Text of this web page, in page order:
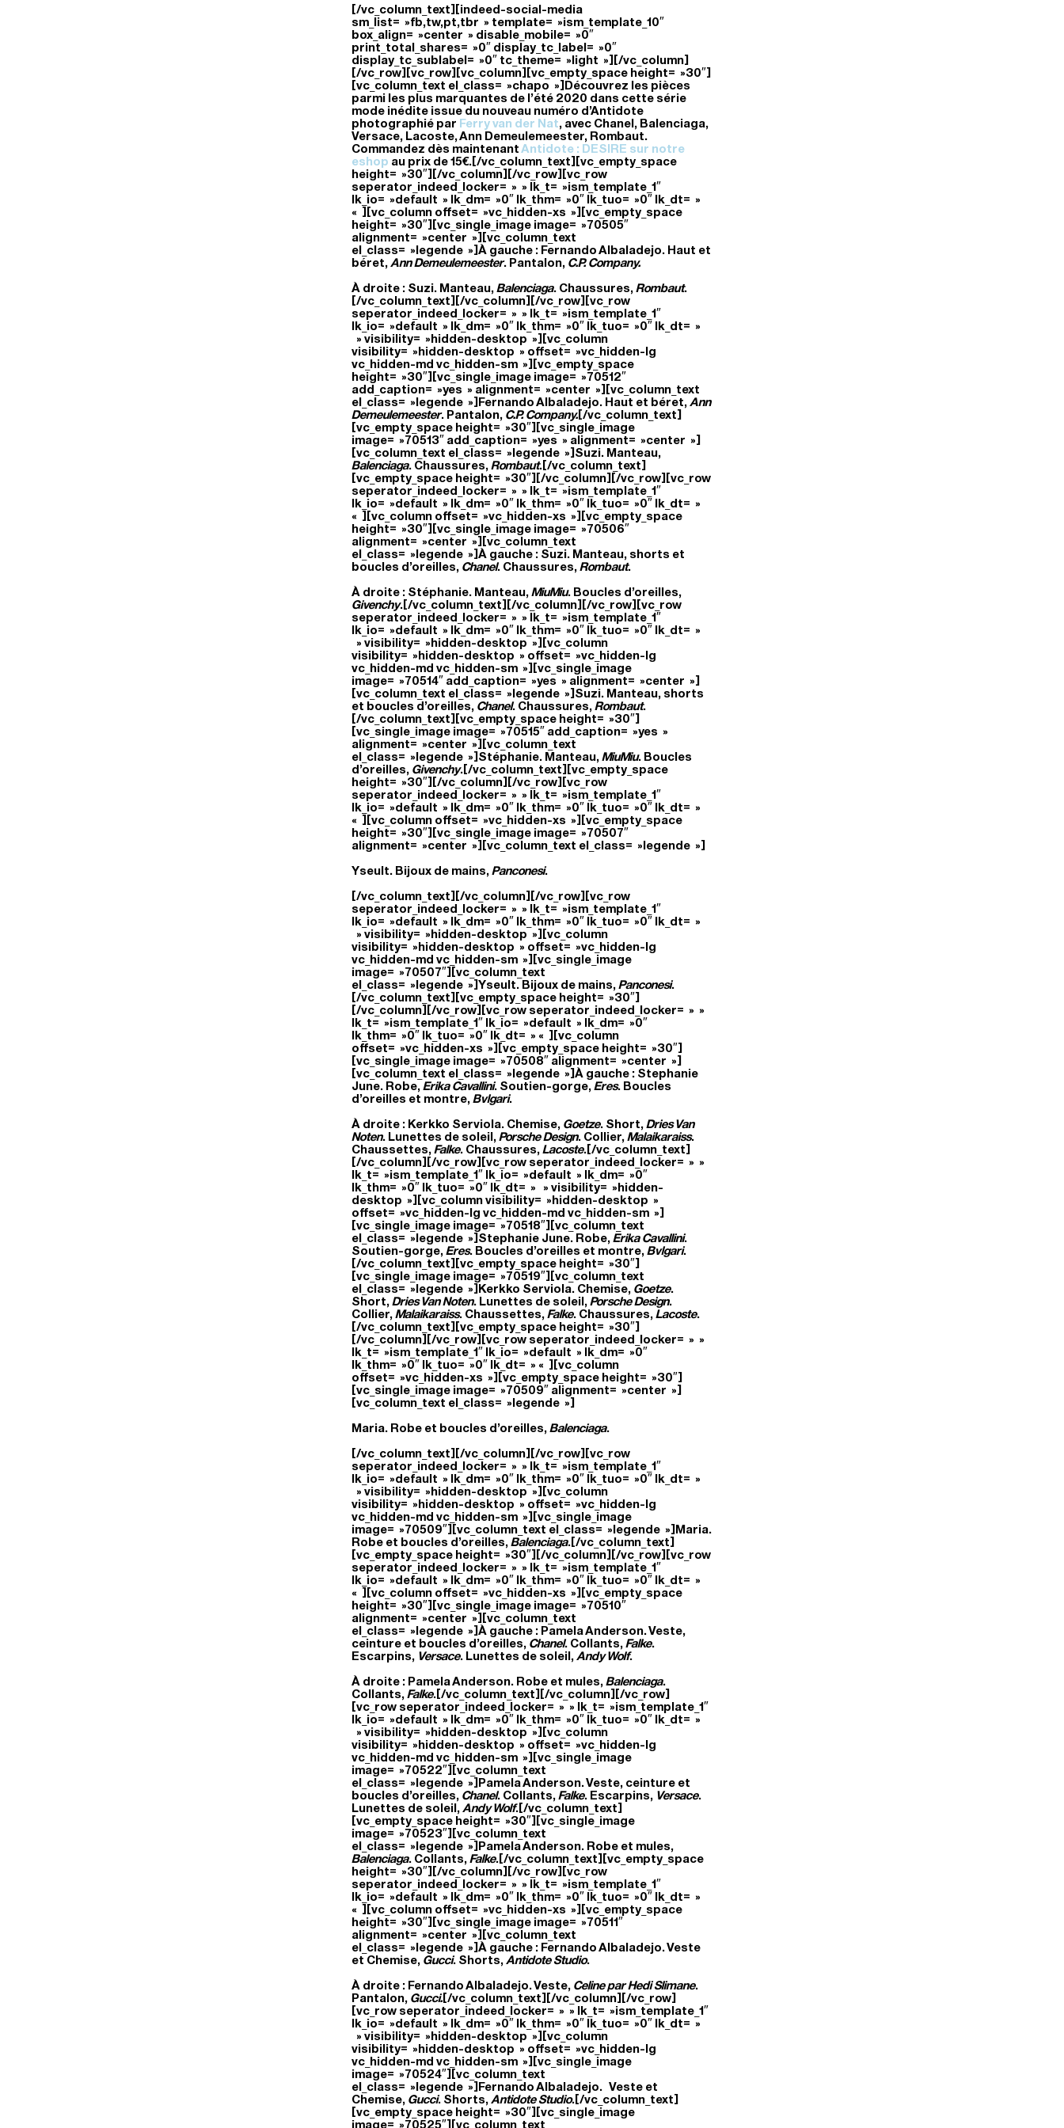
[/vc_column_text][indeed-social-media
sm_list= »fb,tw,pt,tbr » template= »ism_template_10″
box_align= »center » disable_mobile= »0″
print_total_shares= »0″ display_tc_label= »0″
display_tc_sublabel= »0″ tc_theme= »light »][/vc_column]
[/vc_row][vc_row][vc_column][vc_empty_space height= »30″]
[vc_column_text el_class= »chapo »]Découvrez les pièces
parmi les plus marquantes de l’été 2020 dans cette série
mode inédite issue du nouveau numéro d’Antidote
photographié par Ferry van der Nat, avec Chanel, Balenciaga,
Versace, Lacoste, Ann Demeulemeester, Rombaut.
Commandez dès maintenantAntidote : DESIRE sur notre
eshop au prix de 15€.[/vc_column_text][vc_empty_space
height= »30″][/vc_column][/vc_row][vc_row
seperator_indeed_locker= » » lk_t= »ism_template_1″
lk_io= »default » lk_dm= »0″ lk_thm= »0″ lk_tuo= »0″ lk_dt= »
« ][vc_column offset= »vc_hidden-xs »][vc_empty_space
height= »30″][vc_single_image image= »70505″
alignment= »center »][vc_column_text
el_class= »legende »]À gauche : Fernando Albaladejo. Haut et
béret, Ann Demeulemeester. Pantalon, C.P. Company.
À droite : Suzi. Manteau,Balenciaga. Chaussures,Rombaut.
[/vc_column_text][/vc_column][/vc_row][vc_row
seperator_indeed_locker= » » lk_t= »ism_template_1″
lk_io= »default » lk_dm= »0″ lk_thm= »0″ lk_tuo= »0″ lk_dt= »
» visibility= »hidden-desktop »][vc_column
visibility= »hidden-desktop » offset= »vc_hidden-lg
vc_hidden-md vc_hidden-sm »][vc_empty_space
height= »30″][vc_single_image image= »70512″
add_caption= »yes » alignment= »center »][vc_column_text
el_class= »legende »]Fernando Albaladejo. Haut et béret, Ann
Demeulemeester. Pantalon, C.P. Company.[/vc_column_text]
[vc_empty_space height= »30″][vc_single_image
image= »70513″ add_caption= »yes » alignment= »center »]
[vc_column_text el_class= »legende »]Suzi. Manteau,
Balenciaga. Chaussures,Rombaut.[/vc_column_text]
[vc_empty_space height= »30″][/vc_column][/vc_row][vc_row
seperator_indeed_locker= » » lk_t= »ism_template_1″
lk_io= »default » lk_dm= »0″ lk_thm= »0″ lk_tuo= »0″ lk_dt= »
« ][vc_column offset= »vc_hidden-xs »][vc_empty_space
height= »30″][vc_single_image image= »70506″
alignment= »center »][vc_column_text
el_class= »legende »]À gauche : Suzi. Manteau, shorts et
boucles d’oreilles, Chanel. Chaussures,Rombaut.
À droite : Stéphanie. Manteau,MiuMiu. Boucles d’oreilles,
Givenchy.[/vc_column_text][/vc_column][/vc_row][vc_row
seperator_indeed_locker= » » lk_t= »ism_template_1″
lk_io= »default » lk_dm= »0″ lk_thm= »0″ lk_tuo= »0″ lk_dt= »
» visibility= »hidden-desktop »][vc_column
visibility= »hidden-desktop » offset= »vc_hidden-lg
vc_hidden-md vc_hidden-sm »][vc_single_image
image= »70514″ add_caption= »yes » alignment= »center »]
[vc_column_text el_class= »legende »]Suzi. Manteau, shorts
et boucles d’oreilles, Chanel. Chaussures,Rombaut.
[/vc_column_text][vc_empty_space height= »30″]
[vc_single_image image= »70515″ add_caption= »yes »
alignment= »center »][vc_column_text
el_class= »legende »]Stéphanie. Manteau,MiuMiu. Boucles
d’oreilles, Givenchy.[/vc_column_text][vc_empty_space
height= »30″][/vc_column][/vc_row][vc_row
seperator_indeed_locker= » » lk_t= »ism_template_1″
lk_io= »default » lk_dm= »0″ lk_thm= »0″ lk_tuo= »0″ lk_dt= »
« ][vc_column offset= »vc_hidden-xs »][vc_empty_space
height= »30″][vc_single_image image= »70507″
alignment= »center »][vc_column_text el_class= »legende »]
Yseult. Bijoux de mains,Panconesi.
[/vc_column_text][/vc_column][/vc_row][vc_row
seperator_indeed_locker= » » lk_t= »ism_template_1″
lk_io= »default » lk_dm= »0″ lk_thm= »0″ lk_tuo= »0″ lk_dt= »
» visibility= »hidden-desktop »][vc_column
visibility= »hidden-desktop » offset= »vc_hidden-lg
vc_hidden-md vc_hidden-sm »][vc_single_image
image= »70507″][vc_column_text
el_class= »legende »]Yseult. Bijoux de mains,Panconesi.
[/vc_column_text][vc_empty_space height= »30″]
[/vc_column][/vc_row][vc_row seperator_indeed_locker= » »
lk_t= »ism_template_1″ lk_io= »default » lk_dm= »0″
lk_thm= »0″ lk_tuo= »0″ lk_dt= » « ][vc_column
offset= »vc_hidden-xs »][vc_empty_space height= »30″]
[vc_single_image image= »70508″ alignment= »center »]
[vc_column_text el_class= »legende »]À gauche : Stephanie
June. Robe,Erika Cavallini. Soutien-gorge,Eres. Boucles
d’oreilles et montre,Bvlgari.
À droite : Kerkko Serviola. Chemise, Goetze. Short,Dries Van
Noten. Lunettes de soleil,Porsche Design. Collier,Malaikaraiss.
Chaussettes,Falke. Chaussures,Lacoste.[/vc_column_text]
[/vc_column][/vc_row][vc_row seperator_indeed_locker= » »
lk_t= »ism_template_1″ lk_io= »default » lk_dm= »0″
lk_thm= »0″ lk_tuo= »0″ lk_dt= » » visibility= »hidden-
desktop »][vc_column visibility= »hidden-desktop »
offset= »vc_hidden-lg vc_hidden-md vc_hidden-sm »]
[vc_single_image image= »70518″][vc_column_text
el_class= »legende »]Stephanie June. Robe,Erika Cavallini.
Soutien-gorge,Eres. Boucles d’oreilles et montre,Bvlgari.
[/vc_column_text][vc_empty_space height= »30″]
[vc_single_image image= »70519″][vc_column_text
el_class= »legende »]Kerkko Serviola. Chemise, Goetze.
Short,Dries Van Noten. Lunettes de soleil,Porsche Design.
Collier,Malaikaraiss. Chaussettes,Falke. Chaussures,Lacoste.
[/vc_column_text][vc_empty_space height= »30″]
[/vc_column][/vc_row][vc_row seperator_indeed_locker= » »
lk_t= »ism_template_1″ lk_io= »default » lk_dm= »0″
lk_thm= »0″ lk_tuo= »0″ lk_dt= » « ][vc_column
offset= »vc_hidden-xs »][vc_empty_space height= »30″]
[vc_single_image image= »70509″ alignment= »center »]
[vc_column_text el_class= »legende »]
Maria. Robe et boucles d’oreilles,Balenciaga.
[/vc_column_text][/vc_column][/vc_row][vc_row
seperator_indeed_locker= » » lk_t= »ism_template_1″
lk_io= »default » lk_dm= »0″ lk_thm= »0″ lk_tuo= »0″ lk_dt= »
» visibility= »hidden-desktop »][vc_column
visibility= »hidden-desktop » offset= »vc_hidden-lg
vc_hidden-md vc_hidden-sm »][vc_single_image
image= »70509″][vc_column_text el_class= »legende »]Maria.
Robe et boucles d’oreilles,Balenciaga.[/vc_column_text]
[vc_empty_space height= »30″][/vc_column][/vc_row][vc_row
seperator_indeed_locker= » » lk_t= »ism_template_1″
lk_io= »default » lk_dm= »0″ lk_thm= »0″ lk_tuo= »0″ lk_dt= »
« ][vc_column offset= »vc_hidden-xs »][vc_empty_space
height= »30″][vc_single_image image= »70510″
alignment= »center »][vc_column_text
el_class= »legende »]À gauche : Pamela Anderson. Veste,
ceinture et boucles d’oreilles, Chanel. Collants,Falke.
Escarpins, Versace. Lunettes de soleil, Andy Wolf.
À droite : Pamela Anderson. Robe et mules,Balenciaga.
Collants,Falke.[/vc_column_text][/vc_column][/vc_row]
[vc_row seperator_indeed_locker= » » lk_t= »ism_template_1″
lk_io= »default » lk_dm= »0″ lk_thm= »0″ lk_tuo= »0″ lk_dt= »
» visibility= »hidden-desktop »][vc_column
visibility= »hidden-desktop » offset= »vc_hidden-lg
vc_hidden-md vc_hidden-sm »][vc_single_image
image= »70522″][vc_column_text
el_class= »legende »]Pamela Anderson. Veste, ceinture et
boucles d’oreilles, Chanel. Collants,Falke. Escarpins, Versace.
Lunettes de soleil, Andy Wolf.[/vc_column_text]
[vc_empty_space height= »30″][vc_single_image
image= »70523″][vc_column_text
el_class= »legende »]Pamela Anderson. Robe et mules,
Balenciaga. Collants,Falke.[/vc_column_text][vc_empty_space
height= »30″][/vc_column][/vc_row][vc_row
seperator_indeed_locker= » » lk_t= »ism_template_1″
lk_io= »default » lk_dm= »0″ lk_thm= »0″ lk_tuo= »0″ lk_dt= »
« ][vc_column offset= »vc_hidden-xs »][vc_empty_space
height= »30″][vc_single_image image= »70511″
alignment= »center »][vc_column_text
el_class= »legende »]À gauche : Fernando Albaladejo. Veste
et Chemise, Gucci. Shorts, Antidote Studio.
À droite : Fernando Albaladejo. Veste, Celine par Hedi Slimane.
Pantalon, Gucci.[/vc_column_text][/vc_column][/vc_row]
[vc_row seperator_indeed_locker= » » lk_t= »ism_template_1″
lk_io= »default » lk_dm= »0″ lk_thm= »0″ lk_tuo= »0″ lk_dt= »
» visibility= »hidden-desktop »][vc_column
visibility= »hidden-desktop » offset= »vc_hidden-lg
vc_hidden-md vc_hidden-sm »][vc_single_image
image= »70524″][vc_column_text
el_class= »legende »]Fernando Albaladejo. Veste et
Chemise, Gucci. Shorts, Antidote Studio.[/vc_column_text]
[vc_empty_space height= »30″][vc_single_image
image= »70525″][vc_column_text